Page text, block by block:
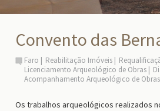
Convento das
Faro Reabilitação Imóveis
Licenciamento Arqueológico de Obras
Acompanhamento Arqueológico de Obras
Os trabalhos arqueológicos realizados